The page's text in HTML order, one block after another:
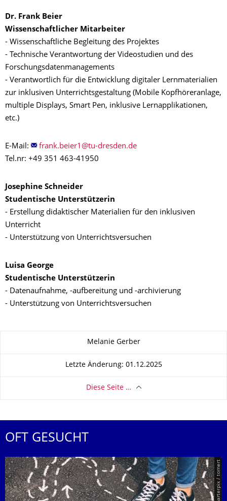
Dr. Frank Beier
Wissenschaftlicher Mitarbeiter
- Wissenschaftliche Begleitung des Projektes
- Technische Verantwortung der Videostudien und des
Forschungsdatenmanagements
- Verantwortlich für die Entwicklung digitaler Lernmaterialien
zur inklusiven Unterrichtsgestaltung (Mobile Kopfhöreranlage,
multiple Displays, Smart Pen, inklusive Lernapplikationen,
etc.)
E-Mail:
Tel.nr: +49 351 463-41950
Josephine Schneider
Studentische Unterstützerin
- Erstellung didaktischer Materialien für den inklusiven
Unterricht
- Unterstützung von Unterrichtsversuchen
Luisa George
Studentische Unterstützerin
- Datenaufnahme, -aufbereitung und -archivierung
- Unterstützung von Unterrichtsversuchen
Melanie Gerber
Letzte Änderung: 01.12.2025
Diese Seite …
OFT GESUCHT
© Smarterpix / tomert